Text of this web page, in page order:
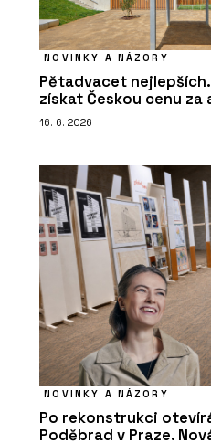
NOVINKY A NÁZORY
Pětadvacet
získat Českou cenu
16. 6. 2026
NOVINKY A NÁZORY
Po rekonstrukci
Poděbrad v Praze.